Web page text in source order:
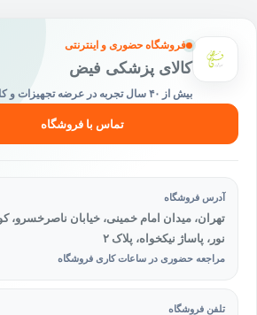
فروشگاه حضوری و اینترنتی
کالای پزشکی فیض
بیش از ۴۰ سال تجربه در عرضه تجهیزات و کالاهای پزشکی
تماس با فروشگاه
آدرس فروشگاه
تهران، میدان امام خمینی، خیابان ناصرخسرو،
نور، پاساژ نیکخواه، پلاک ۲
مراجعه حضوری در ساعات کاری فروشگاه
تلفن فروشگاه